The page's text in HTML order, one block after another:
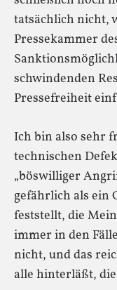
tatsächlich nicht,
Pressekammer
schwindenden
Pressefreiheit
Ich bin also sehr
technischen
„böswilliger
gefährlich als ein
feststellt, die
immer in den
nicht, und das
alle hinterläßt,